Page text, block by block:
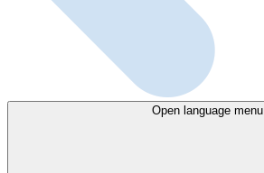
Open language menu